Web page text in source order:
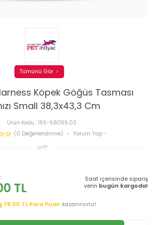
Köpek Göğüs Tasması
Small 38,3x43,3 Cm
Ürün Kodu :155-58055.02
(0 Değerlendirme)
Yorum Yap
Tümünü Gör
TL
Saat içerisinde sipariş
verin bugün kargoda!
78.00 TL Para Puan kazanırsınız!